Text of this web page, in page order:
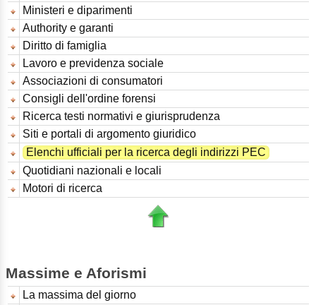
Ministeri e diparimenti
Authority e garanti
Diritto di famiglia
Lavoro e previdenza sociale
Associazioni di consumatori
Consigli dell'ordine forensi
Ricerca testi normativi e giurisprudenza
Siti e portali di argomento giuridico
Elenchi ufficiali per la ricerca degli indirizzi PEC
Quotidiani nazionali e locali
Motori di ricerca
Massime e Aforismi
La massima del giorno